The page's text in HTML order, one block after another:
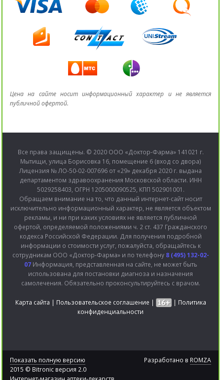
Цена на сайте носит информационный характер и не является
публичной офертой.
Все права защищены. © 2020 ООО «Доктор-Фарма» 141021 г.
Мытищи, улица Борисовка 16, помещение 6 (вход со двора)
Лицензия № ЛО-50-02-007696 от «29» декабря 2020 г. выдана
департаментом здравоохранения Московской области. ИНН
5029258403, ОГРН 1205000090525, КПП 502901001.
Обращаем внимание на то, что данный интернет-сайт носит
исключительно информационный характер, не является объектом
рекламы, и ни при каких условиях не является публичной
офертой, определяемой положениями ч. 2 ст. 437 Гражданского
кодекса Российской Федерации. Для получения подробной
информации о стоимости услуг, пожалуйста, обращайтесь к
сотрудникам ООО «Доктор-Фарма» и по телефону 8 (495) 132-02-
07Информация, представленная на сайте, не может быть
использована для постановки диагноза и назначения
самолечения. Обязательно проконсультируйтесь с врачом.
Карта сайта | Пользовательское соглашение | | Политика
конфиденциальности
Показать полную версию
2015 © Bitronic версия 2.0
Разработано в ROMZA